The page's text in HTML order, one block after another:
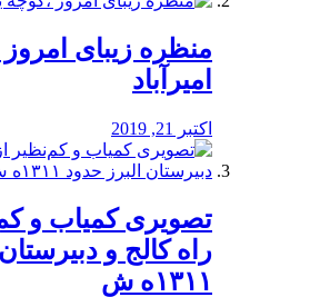
منظره‌‌ زیبای
امیرآباد
اکتبر 21, 2019
️تصویری کمیاب و
راه كالج و
۱۳۱۱ه ش